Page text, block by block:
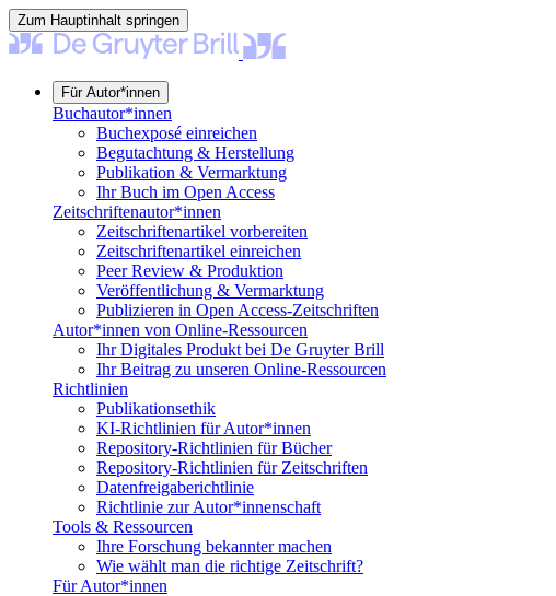
Zum Hauptinhalt springen
Für Autor*innen
Buchautor*innen
Buchexposé einreichen
Begutachtung & Herstellung
Publikation & Vermarktung
Ihr Buch im Open Access
Zeitschriftenautor*innen
Zeitschriftenartikel vorbereiten
Zeitschriftenartikel einreichen
Peer Review & Produktion
Veröffentlichung & Vermarktung
Publizieren in Open Access-Zeitschriften
Autor*innen von Online-Ressourcen
Ihr Digitales Produkt bei De Gruyter Brill
Ihr Beitrag zu unseren Online-Ressourcen
Richtlinien
Publikationsethik
KI-Richtlinien für Autor*innen
Repository-Richtlinien für Bücher
Repository-Richtlinien für Zeitschriften
Datenfreigaberichtlinie
Richtlinie zur Autor*innenschaft
Tools & Ressourcen
Ihre Forschung bekannter machen
Wie wählt man die richtige Zeitschrift?
Für Autor*innen